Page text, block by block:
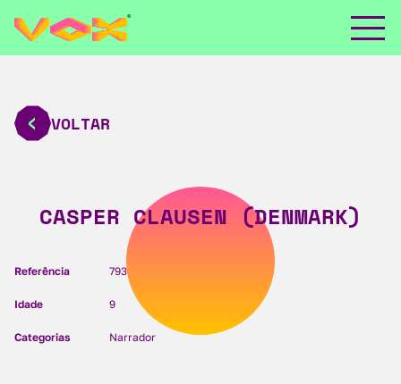
VOLTAR
CASPER CLAUSEN (DENMARK)
Referência 793
Idade 9
Categorias Narrador